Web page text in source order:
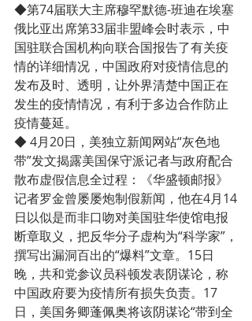
◆第74届联大主席穆罕默德-班迪在埃塞
俄比亚出席第33届非盟峰会时表示，中
国驻联合国机构向联合国报告了有关疫
情的详细情况，中国政府对疫情信息的
发布及时、透明，让外界清楚中国正在
发生的疫情情况，有利于多边合作防止
疫情蔓延。
◆ 4月20日，美独立新闻网站“灰色地
带”发文揭露美国保守派记者与政府配合
散布虚假信息全过程：《华盛顿邮报》
记者罗金曾屡屡炮制假新闻，他在4月14
日以似是而非口吻对美国驻华使馆电报
断章取义，把反华分子虚构为“科学家”，
撰写出漏洞百出的“爆料”文章。15日
晚，共和党参议员科顿发表阴谋论，称
中国政府要为疫情所有损失负责。17
日，美国务卿蓬佩奥将该阴谋论“带到全